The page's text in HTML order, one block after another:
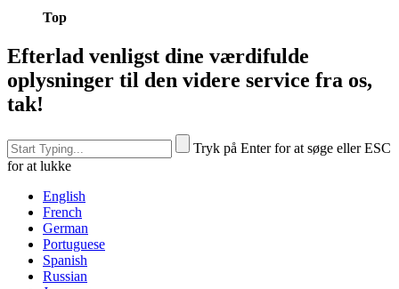
Top
Efterlad venligst dine værdifulde
oplysninger til den videre service fra os,
tak!
Tryk på Enter for at søge eller ESC
for at lukke
English
French
German
Portuguese
Spanish
Russian